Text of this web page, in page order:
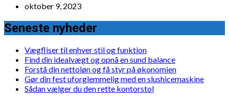
oktober 9, 2023
Seneste nyheder
Vægfliser til enhver stil og funktion
Find din idealvægt og opnå en sund balance
Forstå din nettoløn og få styr på økonomien
Gør din fest uforglemmelig med en slushicemaskine
Sådan vælger du den rette kontorstol